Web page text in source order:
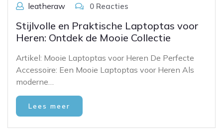
leatheraw 0 Reacties
Stijlvolle en Praktische Laptoptas voor
Heren: Ontdek de Mooie Collectie
Artikel: Mooie Laptoptas voor Heren De Perfecte
Accessoire: Een Mooie Laptoptas voor Heren Als
moderne…
Lees meer